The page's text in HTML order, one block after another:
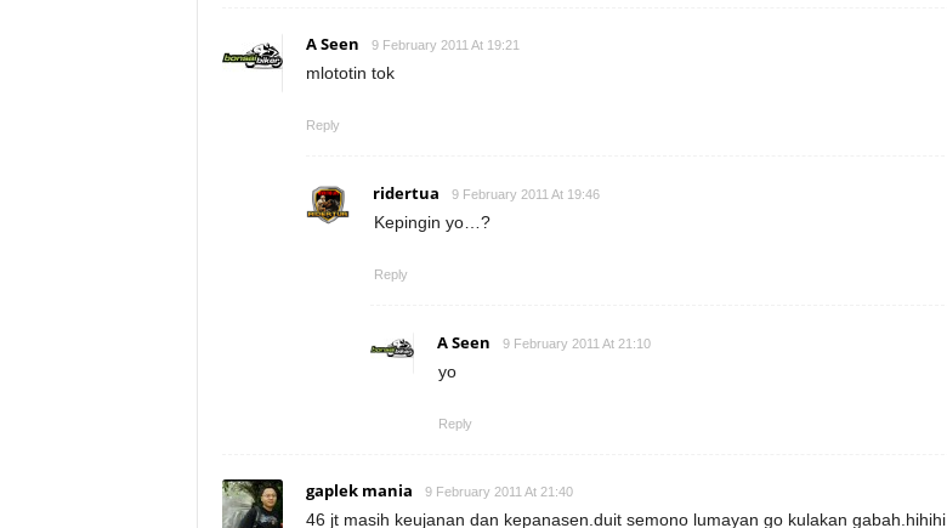
A Seen 9 February 2011 At 19:21
mlototin tok
Reply
ridertua 9 February 2011 At 19:46
Kepingin yo…?
Reply
A Seen 9 February 2011 At 21:10
yo
Reply
gaplek mania 9 February 2011 At 21:40
46 jt masih keujanan dan kepanasen.duit semono lumayan go kulakan gabah.hihihi